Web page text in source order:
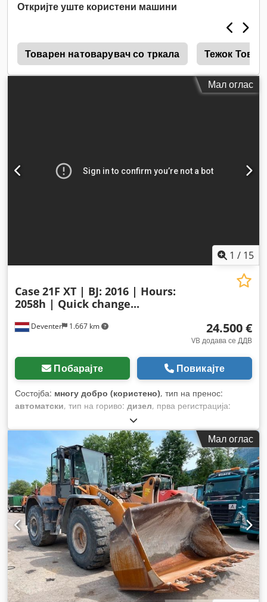
Откријте уште користени машини
Товарен натоварувач со тркала Тежок
Мал оглас
1 / 15
Deventer 1.667 km
Case 21F XT | BJ: 2016 | Hours:
2058h | Quick change...
24.500 €
VB додава се ДДВ
Побарајте Повикајте
Состојба: многу добро (користено), тип на пренос:
автоматски, тип на гориво: дизел, прва регистрација:
, Година на изградба:2016
h, Опрема:кабина,
Мал оглас